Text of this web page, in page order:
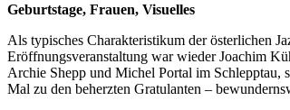
Geburtstage, Frauen, Visuelles
Als typisches Charakteristikum der österlichen
Eröffnungsveranstaltung war wieder Joachim
Archie Shepp und Michel Portal im Schlepptau,
Mal zu den beherzten Gratulanten –